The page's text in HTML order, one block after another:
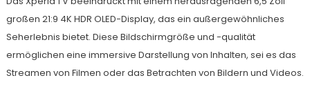
großen 21:9 4K HDR OLED-Display, das ein außergewöhnliches
Seherlebnis bietet. Diese Bildschirmgröße und -qualität
ermöglichen eine immersive Darstellung von Inhalten, sei es das
Streamen von Filmen oder das Betrachten von Bildern und Videos.